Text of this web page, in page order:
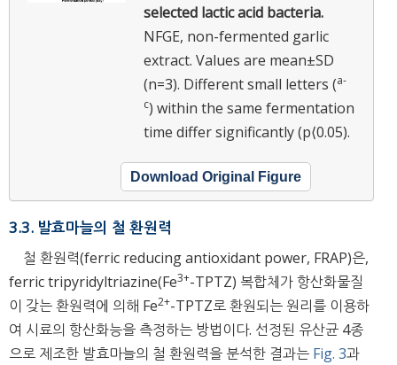
selected lactic acid bacteria.
NFGE, non-fermented garlic
extract. Values are mean±SD
(n=3). Different small letters (a-
c) within the same fermentation
time differ significantly (p⟨0.05).
Download Original Figure
3.3. 발효마늘의 철 환원력
철 환원력(ferric reducing antioxidant power, FRAP)은,
ferric tripyridyltriazine(Fe3+-TPTZ) 복합체가 항산화물질
이 갖는 환원력에 의해 Fe2+-TPTZ로 환원되는 원리를 이용하
여 시료의 항산화능을 측정하는 방법이다. 선정된 유산균 4종
으로 제조한 발효마늘의 철 환원력을 분석한 결과는 Fig. 3과